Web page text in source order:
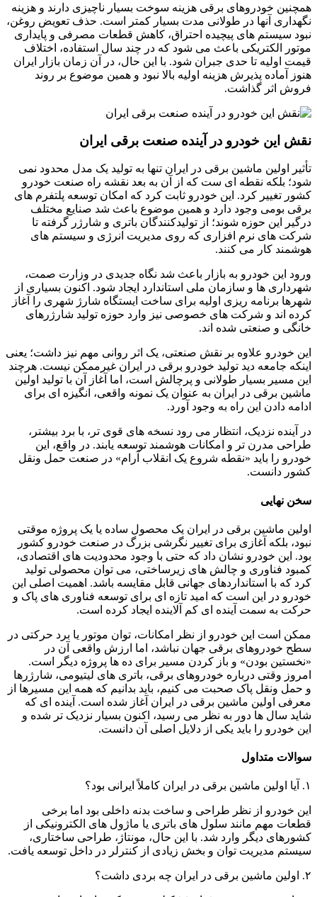
همچنین خودروهای برقی هزینه سوخت بسیار ناچیزی دارند و هزینه
نگهداری آنها در طولانی مدت بسیار کمتر است. حذف تعویض روغن،
نبود سیستم های پیچیده احتراق، کاهش قطعات مصرفی و پایداری
موتور الکتریکی باعث می شود که در چند سال استفاده، اختلاف
قیمت اولیه تا حدی جبران شود. با این حال، در آن زمان بازار ایران
هنوز آماده پذیرش هزینه اولیه بالا نبود و همین موضوع بر روند
فروش اثر گذاشت.
نقش این خودرو در آینده صنعت برقی ایران
تأثیر اولین ماشین برقی در ایران تنها به تولید یک مدل محدود نمی
شود؛ بلکه نقطه ای ست که از آن به بعد نقشه راه صنعت خودرو
کشور تغییر کرد. این خودرو ثابت کرد که امکان توسعه پلتفرم های
برقی بومی وجود دارد و همین موضوع باعث شد صنایع مختلف
درگیر این حوزه شوند؛ از تولیدکنندگان باتری و شارژر گرفته تا
شرکت های نرم افزاری که روی مدیریت انرژی و سیستم های
هوشمند کار می کنند.
ورود این خودرو به بازار باعث شد نگاه جدیدی در وزارت صمت،
شهرداری ها و سازمان ملی استاندارد ایجاد شود. اکنون بسیاری از
شهرها برنامه ریزی اولیه برای ساخت ایستگاه شارژ شهری را آغاز
کرده اند و شرکت های خصوصی نیز وارد حوزه تولید شارژرهای
خانگی و صنعتی شده اند.
این خودرو علاوه بر نقش صنعتی، یک اثر روانی مهم نیز داشت؛ یعنی
اینکه جامعه دید تولید خودرو برقی در ایران غیرممکن نیست. هرچند
این مسیر بسیار طولانی و پرچالش است، اما آغاز آن با تولید اولین
ماشین برقی در ایران به عنوان یک نمونه واقعی، انگیزه ای برای
ادامه دادن این راه به وجود آورد.
در آینده نزدیک، انتظار می رود نسخه های قوی تر، با برد بیشتر،
طراحی مدرن تر و امکانات هوشمند توسعه یابند. در واقع، این
خودرو را باید «نقطه شروع یک انقلاب آرام» در صنعت حمل ونقل
کشور دانست.
سخن نهایی
اولین ماشین برقی در ایران یک محصول ساده یا یک پروژه موقتی
نبود، بلکه آغازی برای تغییر نگرشی بزرگ در صنعت خودرو کشور
بود. این خودرو نشان داد که حتی با وجود محدودیت های اقتصادی،
کمبود فناوری و چالش های زیرساختی، می توان محصولی تولید
کرد که با استانداردهای جهانی قابل مقایسه باشد. اهمیت اصلی این
خودرو در این است که امید تازه ای برای توسعه فناوری های پاک و
حرکت به سمت آینده ای کم آلاینده ایجاد کرده است.
ممکن است این خودرو از نظر امکانات، توان موتور یا برد حرکتی در
سطح خودروهای برقی جهان نباشد، اما ارزش واقعی آن در
«نخستین بودن» و باز کردن مسیر برای ده ها پروژه دیگر است.
امروز وقتی درباره خودروهای برقی، باتری های لیتیومی، شارژرها
و حمل ونقل پاک صحبت می کنیم، باید بدانیم که همه این مسیرها از
معرفی اولین ماشین برقی در ایران آغاز شده است. آینده ای که
شاید سال ها دور به نظر می رسید، اکنون بسیار نزدیک تر شده و
این خودرو را باید یکی از دلایل اصلی آن دانست.
سوالات متداول
۱. آیا اولین ماشین برقی در ایران کاملاً ایرانی بود؟
این خودرو از نظر طراحی و ساخت بدنه داخلی بود اما برخی
قطعات مهم مانند سلول های باتری یا ماژول های الکترونیکی از
کشورهای دیگر وارد شد. با این حال، مونتاژ، طراحی ساختاری،
سیستم مدیریت توان و بخش زیادی از کنترلر در داخل توسعه یافت.
۲. اولین ماشین برقی در ایران چه بردی داشت؟